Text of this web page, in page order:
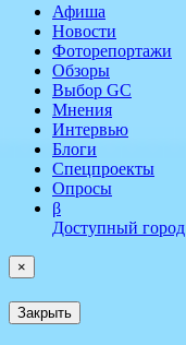
Афиша
Новости
Фоторепортажи
Обзоры
Выбор GC
Мнения
Интервью
Блоги
Спецпроекты
Опросы
β
Доступный город
×
Закрыть